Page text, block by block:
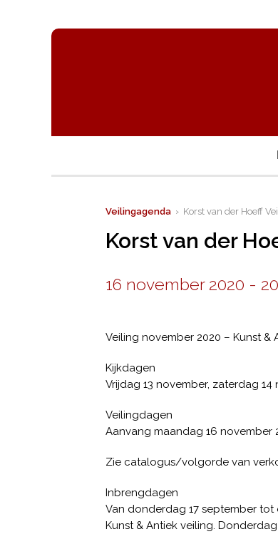
Veilingagenda › Korst van der Hoeff
Korst van der
16 november 2020 -
Veiling november 2020 – Kunst &
Kijkdagen
Vrijdag 13 november, zaterdag
Veilingdagen
Aanvang maandag 16 november
Zie catalogus/volgorde van
Inbrengdagen
Van donderdag 17 september
Kunst & Antiek veiling.